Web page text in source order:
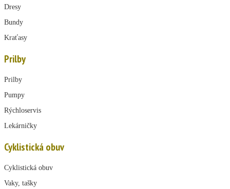
Dresy
Bundy
Kraťasy
Prilby
Prilby
Pumpy
Rýchloservis
Lekárničky
Cyklistická obuv
Cyklistická obuv
Vaky, tašky